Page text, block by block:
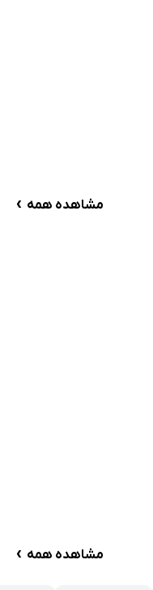
مشاهده همه ›
مشاهده همه ›